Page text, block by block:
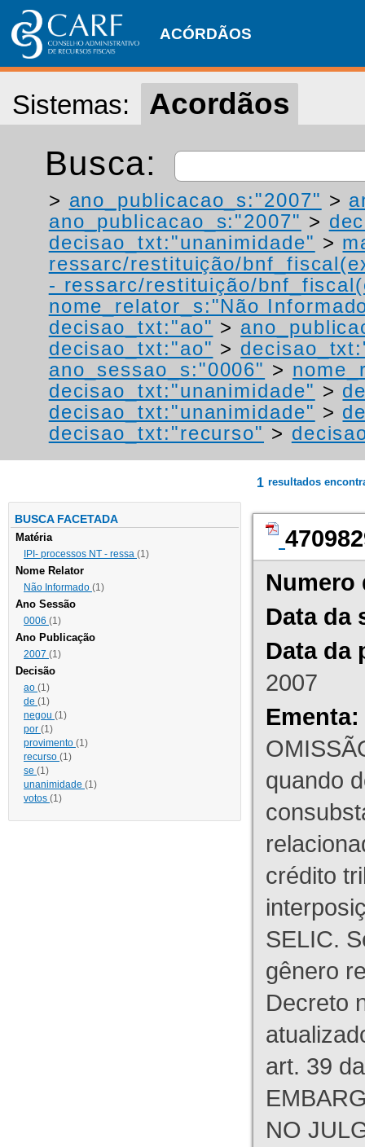
ACÓRDÃOS
Sistemas: Acordãos
Busca:
> ano_publicacao_s:"2007" >
ano_publicacao_s:"2007" >
decisao_txt:"unanimidade" >
ressarc/restituição/
- ressarc/restituição/
nome_relator_s:"Não
decisao_txt:"ao" >
decisao_txt:"ao" >
ano_sessao_s:"0006" >
decisao_txt:"unanimidade" >
decisao_txt:"unanimidade" >
decisao_txt:"recurso" >
BUSCA FACETADA
Matéria
IPI- processos NT - ressa (1)
Nome Relator
Não Informado (1)
Ano Sessão
0006 (1)
Ano Publicação
2007 (1)
Decisão
ao (1)
de (1)
negou (1)
por (1)
provimento (1)
recurso (1)
se (1)
unanimidade (1)
votos (1)
1 resultados
Numero
Data da
Data da
2007
Ementa:
quando
crédito
SELIC.
gênero
Decreto
art. 39
NO